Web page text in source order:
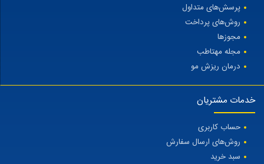
پرسش‌های متداول
روش‌های پرداخت
مجوزها
مجله مهتاطب
درمان ریزش مو
خدمات مشتریان
حساب کاربری
روش‌های ارسال سفارش
سبد خرید